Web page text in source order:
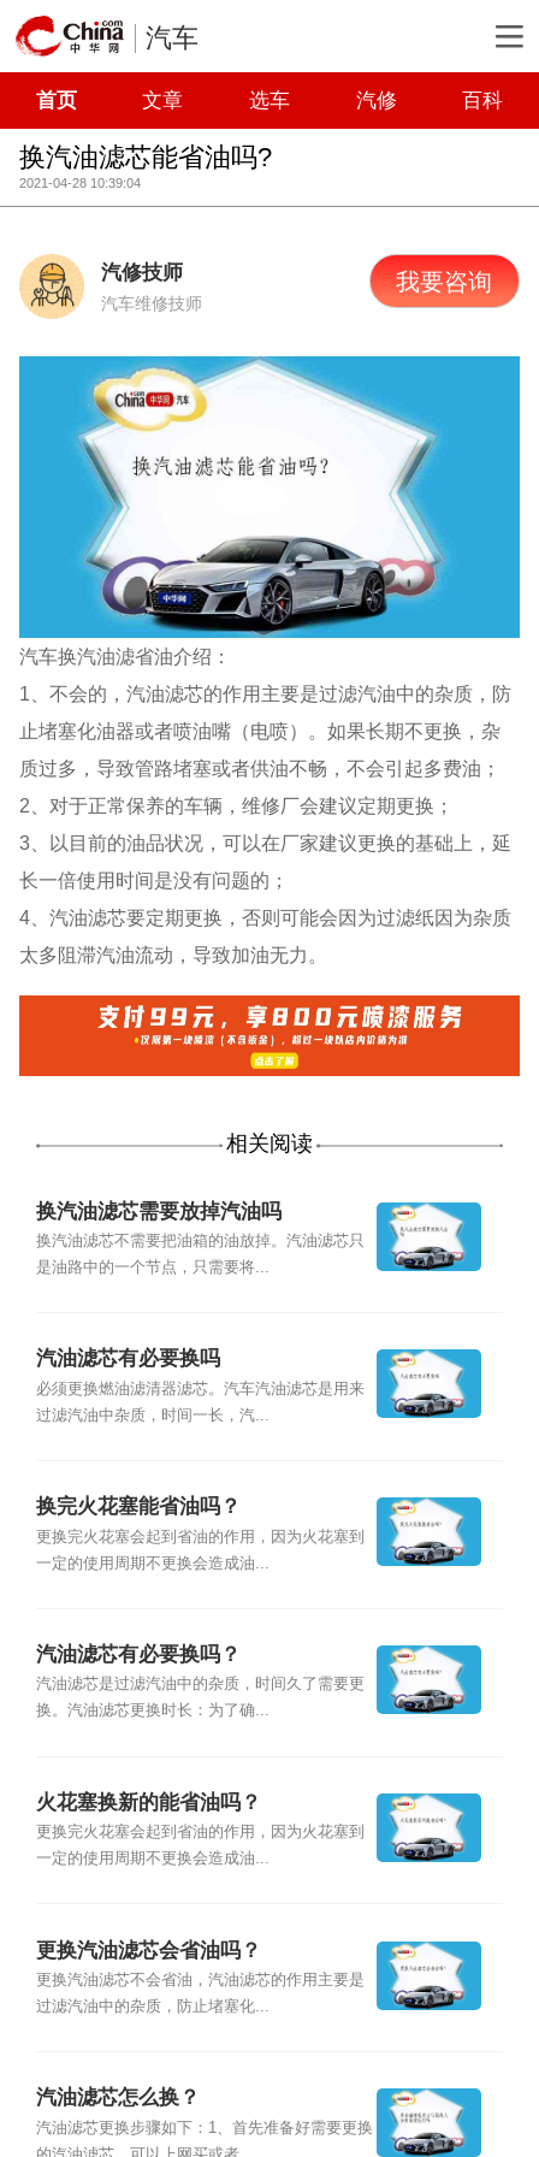
汽车
首页 文章 选车 汽修 百科
换汽油滤芯能省油吗?
2021-04-28 10:39:04
汽修技师
汽车维修技师
我要咨询
汽车换汽油滤省油介绍：
1、不会的，汽油滤芯的作用主要是过滤汽油中的杂质，防
止堵塞化油器或者喷油嘴（电喷）。如果长期不更换，杂
质过多，导致管路堵塞或者供油不畅，不会引起多费油；
2、对于正常保养的车辆，维修厂会建议定期更换；
3、以目前的油品状况，可以在厂家建议更换的基础上，延
长一倍使用时间是没有问题的；
4、汽油滤芯要定期更换，否则可能会因为过滤纸因为杂质
太多阻滞汽油流动，导致加油无力。
相关阅读
换汽油滤芯需要放掉汽油吗
换汽油滤芯不需要把油箱的油放掉。汽油滤芯只
是油路中的一个节点，只需要将...
汽油滤芯有必要换吗
必须更换燃油滤清器滤芯。汽车汽油滤芯是用来
过滤汽油中杂质，时间一长，汽...
换完火花塞能省油吗？
更换完火花塞会起到省油的作用，因为火花塞到
一定的使用周期不更换会造成油...
汽油滤芯有必要换吗？
汽油滤芯是过滤汽油中的杂质，时间久了需要更
换。汽油滤芯更换时长：为了确...
火花塞换新的能省油吗？
更换完火花塞会起到省油的作用，因为火花塞到
一定的使用周期不更换会造成油...
更换汽油滤芯会省油吗？
更换汽油滤芯不会省油，汽油滤芯的作用主要是
过滤汽油中的杂质，防止堵塞化...
汽油滤芯怎么换？
汽油滤芯更换步骤如下：1、首先准备好需要更换